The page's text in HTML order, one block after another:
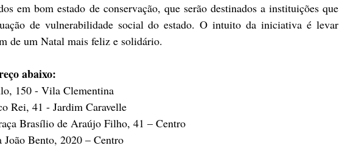
em bom estado de conservação, que serão destinados a instituições que
de vulnerabilidade social do estado. O intuito da iniciativa é levar
de um Natal mais feliz e solidário.
abaixo:
150 - Vila Clementina
Rei, 41 - Jardim Caravelle
Brasílio de Araújo Filho, 41 – Centro
Bento, 2020 – Centro